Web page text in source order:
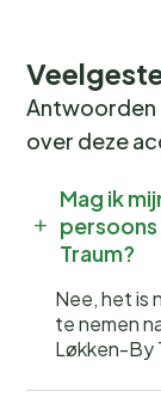
Antwoorden
over deze
Mag ik
persoons
Traum?
Nee, het is
te nemen
Løkken-By